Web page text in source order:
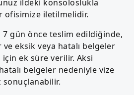
ildeki konsoloslukla
iletilmelidir.
gün önce teslim edildiğinde,
eksik veya hatalı belgeler
ek süre verilir. Aksi
belgeler nedeniyle vize